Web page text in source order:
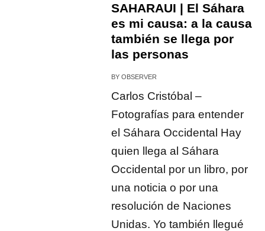
SAHARAUI | El Sáhara
es mi causa: a la causa
también se llega por
las personas
BYOBSERVER
Carlos Cristóbal –
Fotografías para entender
el Sáhara Occidental Hay
quien llega al Sáhara
Occidental por un libro, por
una noticia o por una
resolución de Naciones
Unidas. Yo también llegué